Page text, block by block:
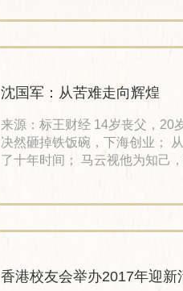
校友们感受到了春天般的温暖。 这天，天润福熙大道售楼大厅灯火辉煌，
沈国军：从苦难走向辉煌
来源：标王财经 14岁丧父，20岁丧母，一个人带大一众的兄弟姐妹； 35岁
决然砸掉铁饭碗，下海创业；
了十年时间； 马云视他为知己
工，赚钱供弟弟妹妹上学，可
香港校友会举办2017年迎新